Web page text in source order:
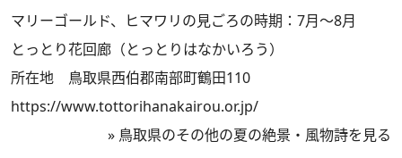
マリーゴールド、ヒマワリの見ごろの時期：7月～8月
とっとり花回廊（とっとりはなかいろう）
所在地 鳥取県西伯郡南部町鶴田110
https://www.tottorihanakairou.or.jp/
» 鳥取県のその他の夏の絶景・風物詩を見る